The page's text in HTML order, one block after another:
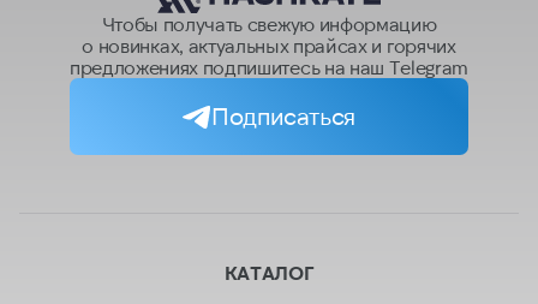
Чтобы получать свежую информацию
о новинках, актуальных прайсах и горячих
предложениях подпишитесь на наш Telegram
Подписаться
КАТАЛОГ